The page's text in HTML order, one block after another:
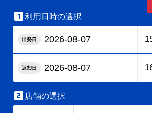
利用日時の選択
出発日
返却日
 店舗の選択